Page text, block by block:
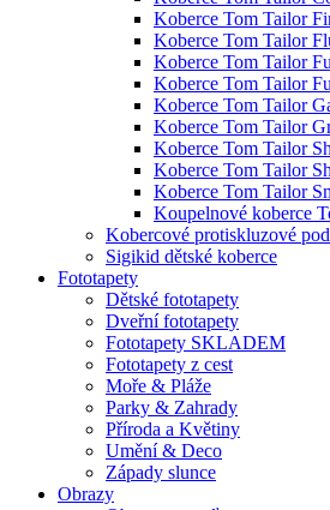
Koberce Tom Tailor
Koberce Tom Tailor
Koberce Tom Tailor
Koberce Tom Tailor
Koberce Tom Tailor
Koberce Tom Tailor
Koberce Tom Tailor
Koberce Tom Tailor
Koberce Tom Tailor
Koupelnové koberce
Kobercové protiskluzové
Sigikid dětské koberce
Fototapety
Dětské fototapety
Dveřní fototapety
Fototapety SKLADEM
Fototapety z cest
Moře & Pláže
Parky & Zahrady
Příroda a Květiny
Umění & Deco
Západy slunce
Obrazy